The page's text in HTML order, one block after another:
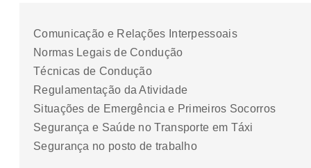
Comunicação e Relações Interpessoais
Normas Legais de Condução
Técnicas de Condução
Regulamentação da Atividade
Situações de Emergência e Primeiros Socorros
Segurança e Saúde no Transporte em Táxi
Segurança no posto de trabalho